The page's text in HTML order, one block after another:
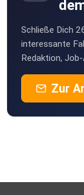
Schließe Dich
interessante
Redaktion,
Zur